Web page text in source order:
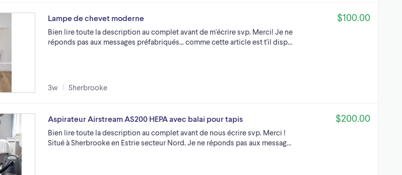
Lampe de chevet moderne
Bien lire toute la description au complet avant de m'écrire svp. Merci! Je ne
réponds pas aux messages préfabriqués... comme cette article est t'il disp…
3w Sherbrooke
$100.00
Aspirateur Airstream AS200 HEPA avec balai pour tapis
Bien lire toute la description au complet avant de nous écrire svp. Merci !
Situé à Sherbrooke en Estrie secteur Nord. Je ne réponds pas aux messag…
$200.00